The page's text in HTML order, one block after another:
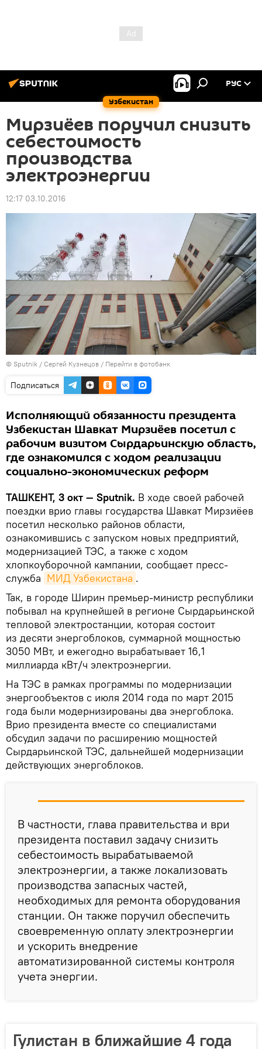
Узбекистан
РУС
Мирзиёев поручил снизить
себестоимость
производства
электроэнергии
12:17 03.10.2016
© Sputnik / Сергей Кузнецов / Перейти в фотобанк
Подписаться
Исполняющий обязанности президента
Узбекистан Шавкат Мирзиёев посетил с
рабочим визитом Сырдарьинскую область,
где ознакомился с ходом реализации
социально-экономических реформ
ТАШКЕНТ, 3 окт — Sputnik. В ходе своей рабочей
поездки врио главы государства Шавкат Мирзиёев
посетил несколько районов области,
ознакомившись с запуском новых предприятий,
модернизацией ТЭС, а также с ходом
хлопкоуборочной кампании, сообщает пресс-
служба МИД Узбекистана .
Так, в городе Ширин премьер-министр республики
побывал на крупнейшей в регионе Сырдарьинской
тепловой электростанции, которая состоит
из десяти энергоблоков, суммарной мощностью
3050 МВт, и ежегодно вырабатывает 16,1
миллиарда кВт/ч электроэнергии.
На ТЭС в рамках программы по модернизации
энергообъектов с июля 2014 года по март 2015
года были модернизированы два энергоблока.
Врио президента вместе со специалистами
обсудил задачи по расширению мощностей
Сырдарьинской ТЭС, дальнейшей модернизации
действующих энергоблоков.
В частности, глава правительства и ври
президента поставил задачу снизить
себестоимость вырабатываемой
электроэнергии, а также локализовать
производства запасных частей,
необходимых для ремонта оборудования
станции. Он также поручил обеспечить
своевременную оплату электроэнергии
и ускорить внедрение
автоматизированной системы контроля
учета энергии.
Гулистан в ближайшие 4 года